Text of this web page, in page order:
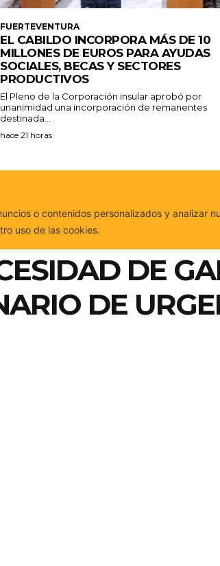
FUERTEVENTURA
EL CABILDO INCORPORA MÁS DE 10
MILLONES DE EUROS PARA AYUDAS
SOCIALES, BECAS Y SECTORES
PRODUCTIVOS
El Pleno de la Corporación insular aprobó por
unanimidad una incorporación de remanentes
destinada...
hace 21 horas